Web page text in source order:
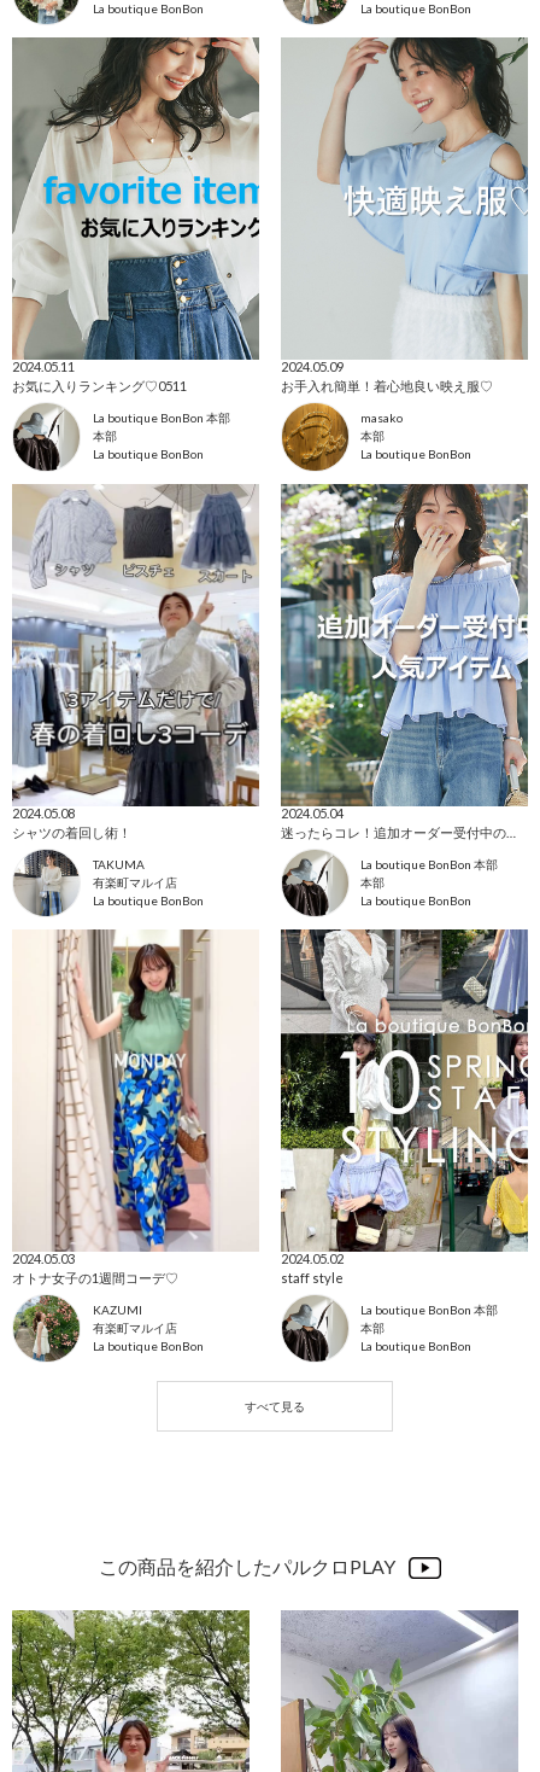
La boutique BonBon La boutique BonBon
2024.05.11
お気に入りランキング♡0511
La boutique BonBon 本部
本部
La boutique BonBon
2024.05.09
お手入れ簡単！着心地良い映え服♡
masako
本部
La boutique BonBon
2024.05.08
シャツの着回し術！
TAKUMA
有楽町マルイ店
La boutique BonBon
2024.05.04
迷ったらコレ！追加オーダー受付中の人気アイテム
La boutique BonBon 本部
本部
La boutique BonBon
2024.05.03
オトナ女子の1週間コーデ♡
KAZUMI
有楽町マルイ店
La boutique BonBon
2024.05.02
staff style
La boutique BonBon 本部
本部
La boutique BonBon
この商品を紹介したパルクロPLAY